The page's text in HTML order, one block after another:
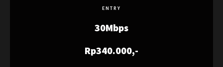
ENTRY
30Mbps
Rp340.000,-